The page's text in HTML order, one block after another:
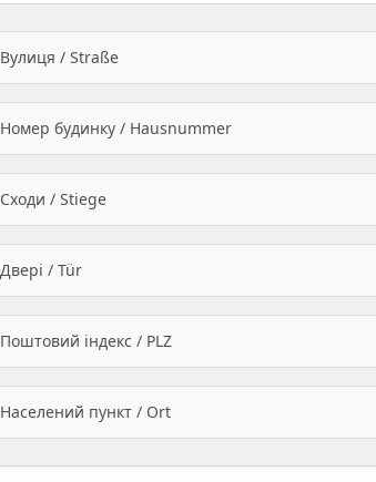
Вулиця / Straße
Номер будинку / Hausnummer
Сходи / Stiege
Двері / Tür
Поштовий індекс / PLZ
Населений пункт / Ort